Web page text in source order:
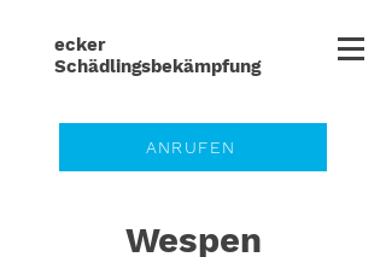
ecker
Schädlingsbekämpfung
ANRUFEN
Wespen